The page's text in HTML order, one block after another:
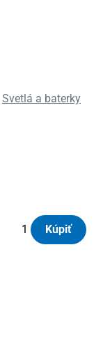
Svetlá a baterky
Kúpiť